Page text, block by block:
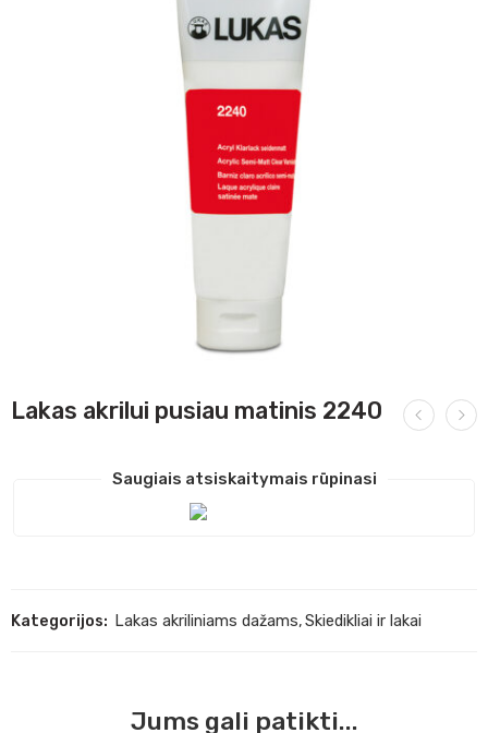
Lakas akrilui pusiau matinis 2240
Saugiais atsiskaitymais rūpinasi
Kategorijos: Lakas akriliniams dažams,Skiedikliai ir lakai
Jums gali patikti...